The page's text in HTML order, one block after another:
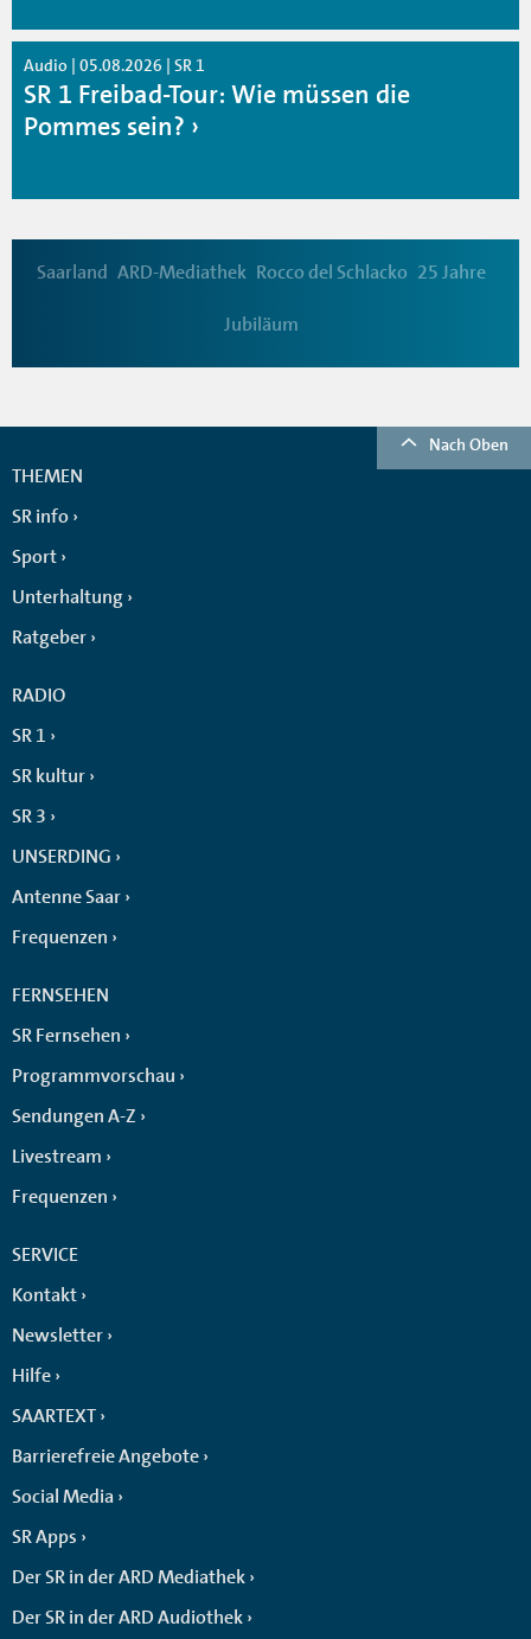
Audio | 05.08.2026 | SR 1
SR 1 Freibad-Tour: Wie müssen die
Pommes sein?
Saarland ARD-Mediathek Rocco del Schlacko 25 Jahre
Jubiläum
Nach Oben
THEMEN
SR info
Sport
Unterhaltung
Ratgeber
RADIO
SR 1
SR kultur
SR 3
UNSERDING
Antenne Saar
Frequenzen
FERNSEHEN
SR Fernsehen
Programmvorschau
Sendungen A-Z
Livestream
Frequenzen
SERVICE
Kontakt
Newsletter
Hilfe
SAARTEXT
Barrierefreie Angebote
Social Media
SR Apps
Der SR in der ARD Mediathek
Der SR in der ARD Audiothek